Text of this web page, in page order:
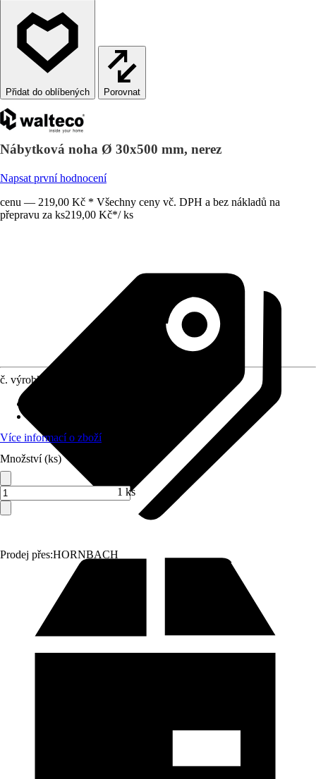
Porovnat
Nábytková noha Ø 30x500 mm, nerez
Napsat první hodnocení
cenu — 219,00 Kč * Všechny ceny vč. DPH a bez nákladů na
přepravu za ks219,00 Kč*/ ks
Prodej přes:HORNBACH
č. výrobku
Více informací o zboží
Množství (ks)
1 ks